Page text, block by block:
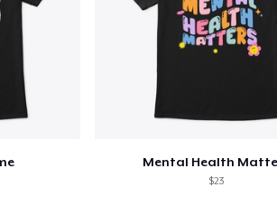
Mental Health
$23